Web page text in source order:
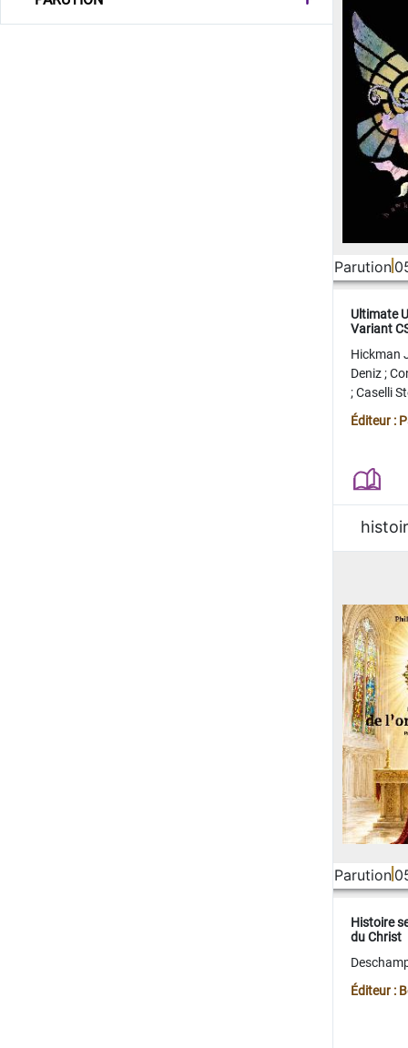
Parution
Ultimate
Variant
Hickman
Deniz;
;Caselli
Juan
Éditeur :
Parution
Histoire
du Christ
Éditeur :